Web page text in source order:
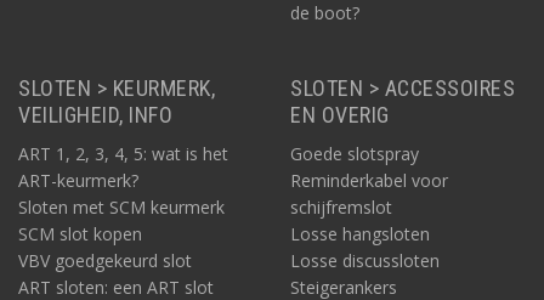
de boot?
SLOTEN > KEURMERK,
VEILIGHEID, INFO
ART 1, 2, 3, 4, 5: wat is het
ART-keurmerk?
Sloten met SCM keurmerk
SCM slot kopen
VBV goedgekeurd slot
ART sloten: een ART slot
SLOTEN > ACCESSOIRES
EN OVERIG
Goede slotspray
Reminderkabel voor
schijfremslot
Losse hangsloten
Losse discussloten
Steigerankers